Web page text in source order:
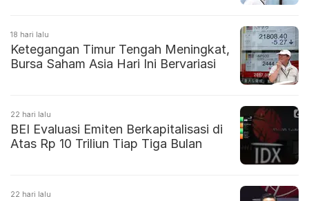
18 hari lalu
Ketegangan Timur Tengah Meningkat,
Bursa Saham Asia Hari Ini Bervariasi
22 hari lalu
BEI Evaluasi Emiten Berkapitalisasi di
Atas Rp 10 Triliun Tiap Tiga Bulan
22 hari lalu